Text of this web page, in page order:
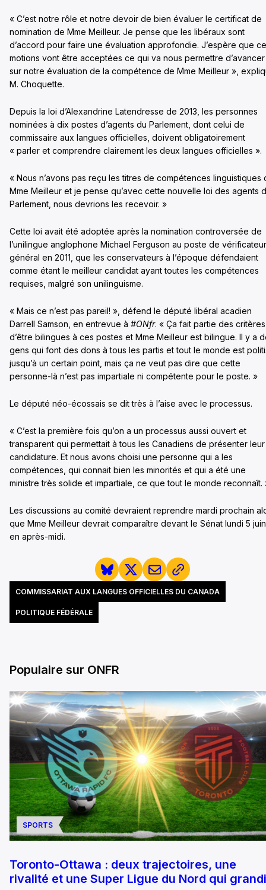
« C’est notre rôle et notre devoir de bien évaluer le certificat de
nomination de Mme Meilleur. Je pense que les libéraux sont
d’accord pour faire une évaluation approfondie. J’espère que
motions vont être acceptées ce qui va nous permettre d’avancer
sur notre évaluation de la compétence de Mme Meilleur »,
M. Choquette.
Depuis la loi d’Alexandrine Latendresse de 2013, les personnes
nominées à dix postes d’agents du Parlement, dont celui de
commissaire aux langues officielles, doivent obligatoirement
« parler et comprendre clairement les deux langues officielles ».
« Nous n’avons pas reçu les titres de compétences linguistiques
Mme Meilleur et je pense qu’avec cette nouvelle loi des agents
Parlement, nous devrions les recevoir. »
Cette loi avait été adoptée après la nomination controversée de
l’unilingue anglophone Michael Ferguson au poste de vérificateur
général en 2011, que les conservateurs à l’époque défendaient
comme étant le meilleur candidat ayant toutes les compétences
requises, malgré son unilinguisme.
« Mais ce n’est pas pareil! », défend le député libéral acadien
Darrell Samson, en entrevue à #ONfr. « Ça fait partie des critères
d’être bilingues à ces postes et Mme Meilleur est bilingue. Il y a
gens qui font des dons à tous les partis et tout le monde est
jusqu’à un certain point, mais ça ne veut pas dire que cette
personne-là n’est pas impartiale ni compétente pour le poste. »
Le député néo-écossais se dit très à l’aise avec le processus.
« C’est la première fois qu’on a un processus aussi ouvert et
transparent qui permettait à tous les Canadiens de présenter leur
candidature. Et nous avons choisi une personne qui a les
compétences, qui connait bien les minorités et qui a été une
ministre très solide et impartiale, ce que tout le monde reconnaît.
Les discussions au comité devraient reprendre mardi prochain
que Mme Meilleur devrait comparaître devant le Sénat lundi 5 juin
en après-midi.
COMMISSARIAT AUX LANGUES OFFICIELLES DU CANADA
POLITIQUE FÉDÉRALE
Populaire sur ONFR
SPORTS
Toronto-Ottawa : deux trajectoires, une
rivalité et une Super Ligue du Nord qui